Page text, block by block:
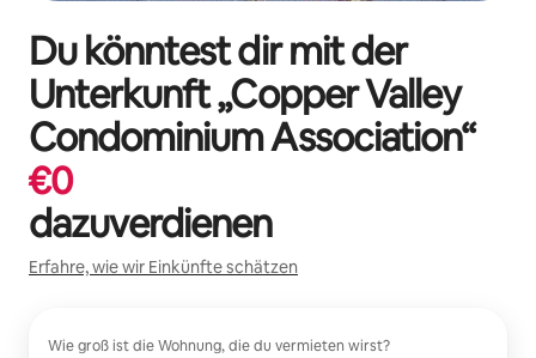
Du könntest dir mit der
Unterkunft „Copper Valley
Condominium Association“
€0
dazuverdienen
Erfahre, wie wir Einkünfte schätzen
Wie groß ist die Wohnung, die du vermieten wirst?